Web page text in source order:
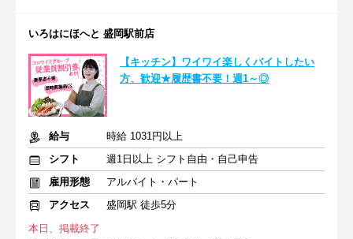
いろはにほへと 盛岡駅前店
【キッチン】ワイワイ楽しくバイトしたい
方、歓迎★履歴書不要！週1～◎
給与
時給 1031円以上
シフト
週1日以上 シフト自由・自己申告
雇用形態
アルバイト・パート
アクセス
盛岡駅 徒歩5分
本日、掲載終了